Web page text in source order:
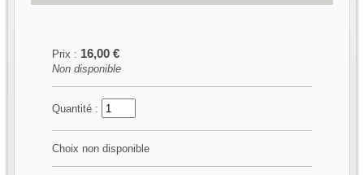
Prix : 16,00 €
Non disponible
Quantité :
Choix non disponible